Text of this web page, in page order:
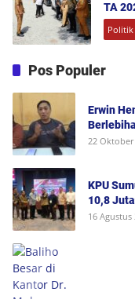
TA
Politik
Pos Populer
Erwin
Saksi
22
KPU
10,8
16 Agustus